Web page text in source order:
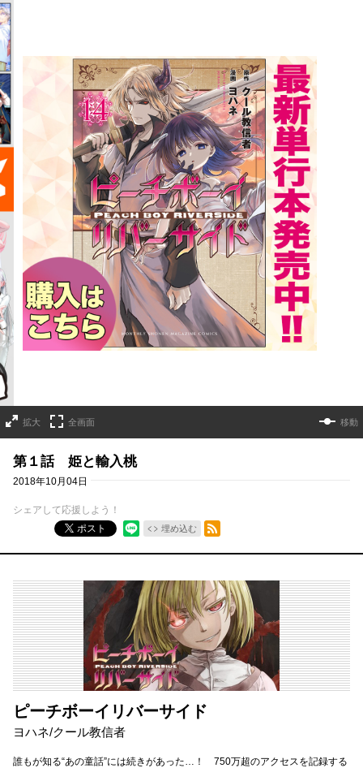
詳細ページへのリンク
拡大 全画面 移動
第１話 姫と輸入桃
2018年10月04日
シェアして応援しよう！
ポスト
埋め込む
RSSフィード
ピーチボーイリバーサイド
ヨハネ/クール教信者
誰もが知る“あの童話”には続きがあった…！ 750万超のアクセスを記録する